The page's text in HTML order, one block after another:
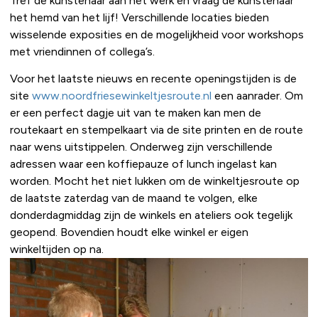
het hemd van het lijf! Verschillende locaties bieden
wisselende exposities en de mogelijkheid voor workshops
met vriendinnen of collega’s.
Voor het laatste nieuws en recente openingstijden is de
site www.noordfriesewinkeltjesroute.nl een aanrader. Om
er een perfect dagje uit van te maken kan men de
routekaart en stempelkaart via de site printen en de route
naar wens uitstippelen. Onderweg zijn verschillende
adressen waar een koffiepauze of lunch ingelast kan
worden. Mocht het niet lukken om de winkeltjesroute op
de laatste zaterdag van de maand te volgen, elke
donderdagmiddag zijn de winkels en ateliers ook tegelijk
geopend. Bovendien houdt elke winkel er eigen
winkeltijden op na.